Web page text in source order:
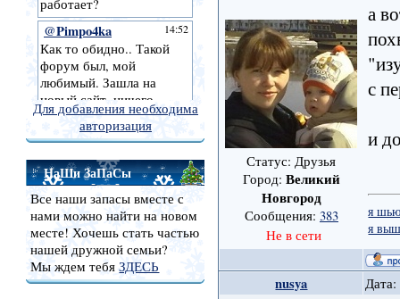
Для добавления необходима
авторизация
НаШи ЗаПаСы
Все наши запасы вместе с
нами можно найти на новом
месте! Хочешь стать частью
нашей дружной семьи?
Мы ждем тебяЗДЕСЬ
Статус: Друзья
Город: Великий
Новгород
Сообщения: 383
Не в сети
а
с
и
я
я
nusya